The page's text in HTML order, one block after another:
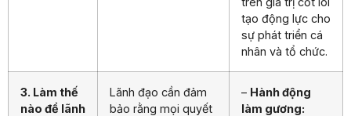
tạo động lực cho
sự phát triển cá
nhân và tổ chức.
3. Làm thế
nào để lãnh
Lãnh đạo cần đảm
bảo rằng mọi quyết
– Hành động
làm gương: